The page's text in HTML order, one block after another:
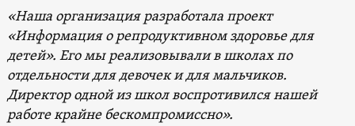
«Наша организация разработала проект
«Информация о репродуктивном здоровье для
детей». Его мы реализовывали в школах по
отдельности для девочек и для мальчиков.
Директор одной из школ воспротивился нашей
работе крайне бескомпромиссно».